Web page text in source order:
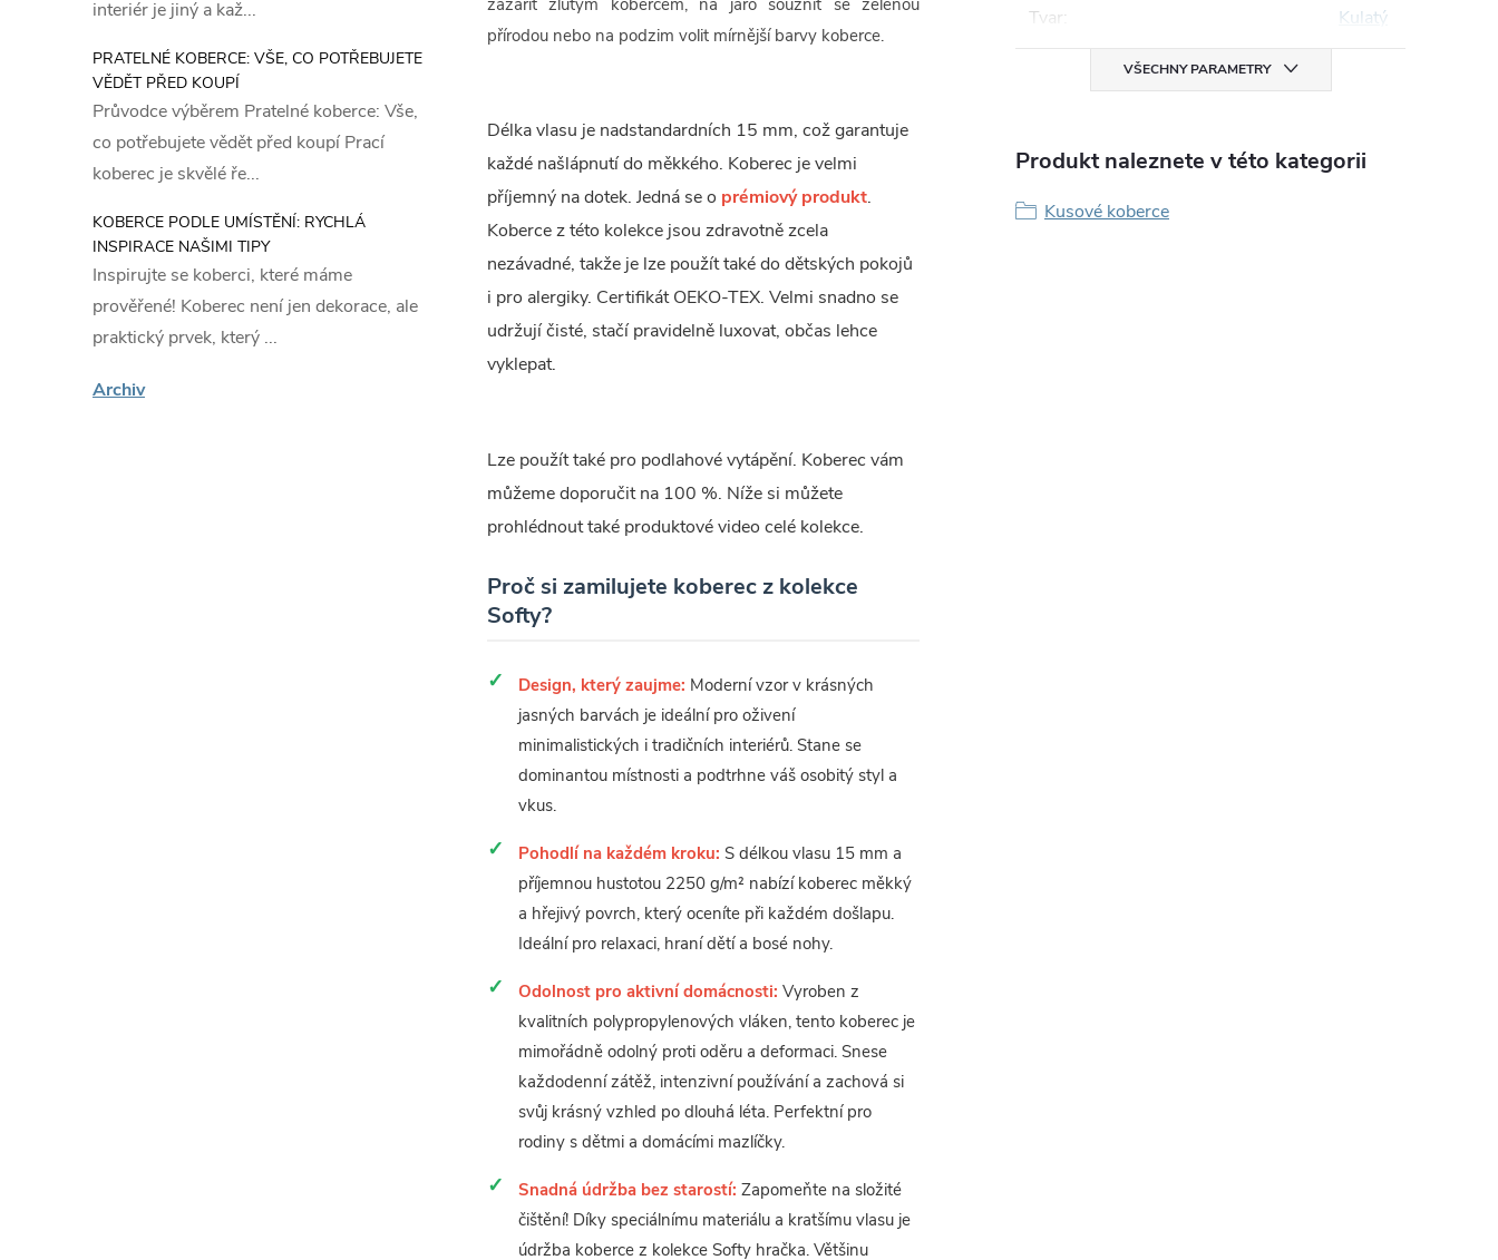
interiér je jiný a kaž...
PRATELNÉ KOBERCE: VŠE, CO POTŘEBUJETE
VĚDĚT PŘED KOUPÍ
Průvodce výběrem Pratelné koberce: Vše,
co potřebujete vědět před koupí Prací
koberec je skvělé ře...
KOBERCE PODLE UMÍSTĚNÍ: RYCHLÁ
INSPIRACE NAŠIMI TIPY
Inspirujte se koberci, které máme
prověřené! Koberec není jen dekorace, ale
praktický prvek, který ...
Archiv
zazářit žlutým kobercem, na jaro souznít se zelenou
přírodou nebo na podzim volit mírnější barvy koberce.
Délka vlasu je nadstandardních 15 mm, což garantuje
každé našlápnutí do měkkého. Koberec je velmi
příjemný na dotek. Jedná se o prémiový produkt.
Koberce z této kolekce jsou zdravotně zcela
nezávadné, takže je lze použít také do dětských pokojů
i pro alergiky. Certifikát OEKO-TEX. Velmi snadno se
udržují čisté, stačí pravidelně luxovat, občas lehce
vyklepat.
Lze použít také pro podlahové vytápění. Koberec vám
můžeme doporučit na 100 %. Níže si můžete
prohlédnout také produktové video celé kolekce.
Proč si zamilujete koberec z kolekce
Softy?
Design, který zaujme: Moderní vzor v krásných
jasných barvách je ideální pro oživení
minimalistických i tradičních interiérů. Stane se
dominantou místnosti a podtrhne váš osobitý styl a
vkus.
Pohodlí na každém kroku: S délkou vlasu 15 mm a
příjemnou hustotou 2250 g/m² nabízí koberec měkký
a hřejivý povrch, který oceníte při každém došlapu.
Ideální pro relaxaci, hraní dětí a bosé nohy.
Odolnost pro aktivní domácnosti: Vyroben z
kvalitních polypropylenových vláken, tento koberec je
mimořádně odolný proti oděru a deformaci. Snese
každodenní zátěž, intenzivní používání a zachová si
svůj krásný vzhled po dlouhá léta. Perfektní pro
rodiny s dětmi a domácími mazlíčky.
Snadná údržba bez starostí: Zapomeňte na složité
čištění! Díky speciálnímu materiálu a kratšímu vlasu je
údržba koberce z kolekce Softy hračka. Většinu
Tvar: Kulatý
VŠECHNY PARAMETRY
Produkt naleznete v této kategorii
Kusové koberce